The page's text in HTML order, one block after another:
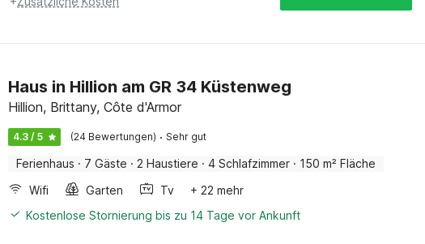
Haus in Hillion am GR 34 Küstenweg
Hillion, Brittany, Côte d'Armor
4.3 / 5 (24 Bewertungen) · Sehr gut
Ferienhaus · 7 Gäste · 2 Haustiere · 4 Schlafzimmer · 150 m² Fläche
Wifi
Garten Tv
+ 22 mehr
Kostenlose Stornierung bis zu 14 Tage vor Ankunft